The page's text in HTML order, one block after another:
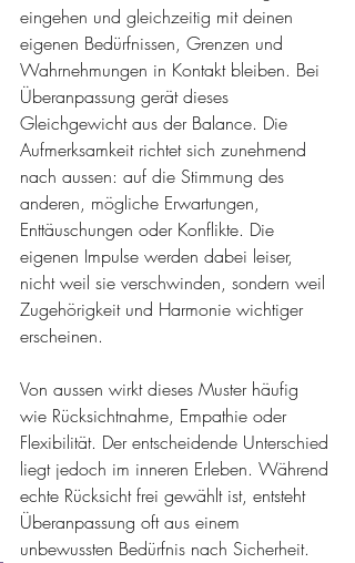
eingehen und gleichzeitig mit deinen
eigenen Bedürfnissen, Grenzen und
Wahrnehmungen in Kontakt bleiben. Bei
Überanpassung gerät dieses
Gleichgewicht aus der Balance. Die
Aufmerksamkeit richtet sich zunehmend
nach aussen: auf die Stimmung des
anderen, mögliche Erwartungen,
Enttäuschungen oder Konflikte. Die
eigenen Impulse werden dabei leiser,
nicht weil sie verschwinden, sondern weil
Zugehörigkeit und Harmonie wichtiger
erscheinen.
Von aussen wirkt dieses Muster häufig
wie Rücksichtnahme, Empathie oder
Flexibilität. Der entscheidende Unterschied
liegt jedoch im inneren Erleben. Während
echte Rücksicht frei gewählt ist, entsteht
Überanpassung oft aus einem
unbewussten Bedürfnis nach Sicherheit.